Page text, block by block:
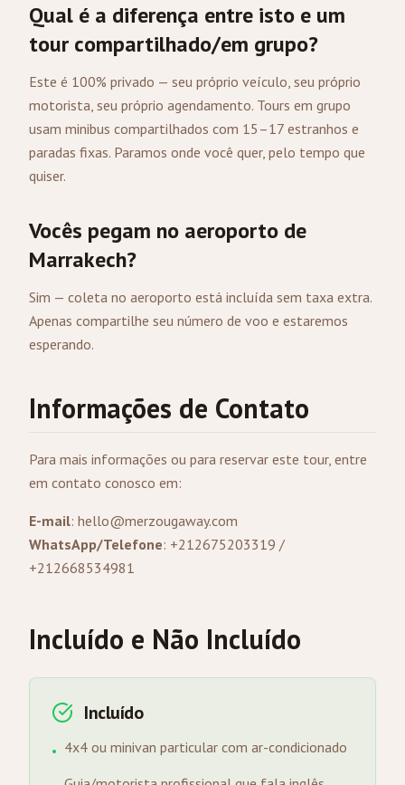
Qual é a diferença entre isto e um
tour compartilhado/em grupo?
Este é 100% privado — seu próprio veículo, seu próprio
motorista, seu próprio agendamento. Tours em grupo
usam minibus compartilhados com 15–17 estranhos e
paradas fixas. Paramos onde você quer, pelo tempo que
quiser.
Vocês pegam no aeroporto de
Marrakech?
Sim — coleta no aeroporto está incluída sem taxa extra.
Apenas compartilhe seu número de voo e estaremos
esperando.
Informações de Contato
Para mais informações ou para reservar este tour, entre
em contato conosco em:
E-mail: hello@merzougaway.com
WhatsApp/Telefone: +212675203319 /
+212668534981
Incluído e Não Incluído
Incluído
• 4x4 ou minivan particular com ar-condicionado